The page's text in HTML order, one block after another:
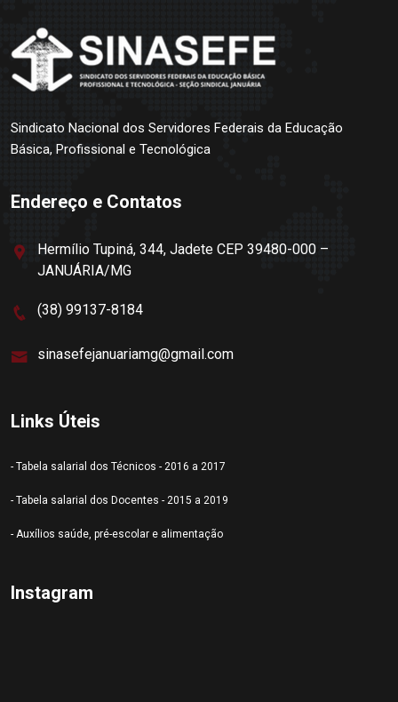
Sindicato Nacional dos Servidores Federais da Educação
Básica, Profissional e Tecnológica
Endereço e Contatos
Hermílio Tupiná, 344, Jadete CEP 39480-000 –
JANUÁRIA/MG
(38) 99137-8184
sinasefejanuariamg@gmail.com
Links Úteis
- Tabela salarial dos Técnicos - 2016 a 2017
- Tabela salarial dos Docentes - 2015 a 2019
- Auxílios saúde, pré-escolar e alimentação
Instagram